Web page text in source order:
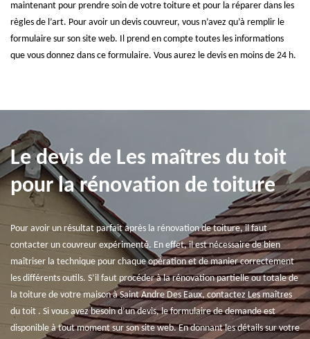
maintenant pour prendre soin de votre toiture et pour la réparer dans les
règles de l’art. Pour avoir un devis couvreur, vous n’avez qu’à remplir le
formulaire sur son site web. Il prend en compte toutes les informations
que vous donnez dans ce formulaire. Vous aurez le devis en moins de 24 h.
Le devis de Les maîtres du toit
pour la rénovation de toiture
Pour avoir un résultat parfait après la rénovation de toiture, il faut
contacter un couvreur expérimenté. En effet, il est nécessaire de bien
maîtriser la technique pour chaque opération et de manier correctement
les différents outils. S’il faut procéder à la rénovation partielle ou totale de
la toiture de votre maison à Saint Andre Des Eaux, contactez Les maîtres
du toit . Si vous avez besoin d’un devis, le formulaire de demande est
disponible à tout moment sur son site web. En donnant les détails sur votre